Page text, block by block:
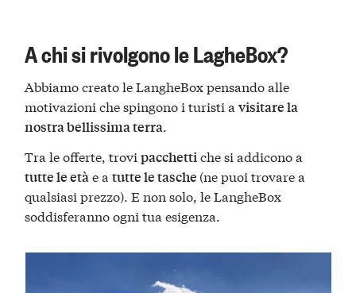
A chi si rivolgono le LagheBox?
Abbiamo creato le LangheBox pensando alle
motivazioni che spingono i turisti avisitare la
nostra bellissima terra.
Tra le offerte, trovipacchettiche si addicono a
tutte le etàe atutte le tasche (ne puoi trovare a
qualsiasi prezzo). E non solo, le LangheBox
soddisferanno ogni tua esigenza.